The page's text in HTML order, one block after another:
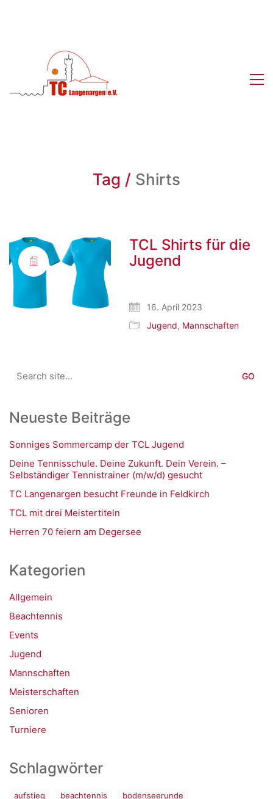
Tag / Shirts
TCL Shirts für die
Jugend
16. April 2023
Jugend, Mannschaften
for:
Neueste Beiträge
Sonniges Sommercamp der TCL Jugend
Deine Tennisschule. Deine Zukunft. Dein Verein. –
Selbständiger Tennistrainer (m/w/d) gesucht
TC Langenargen besucht Freunde in Feldkirch
TCL mit drei Meistertiteln
Herren 70 feiern am Degersee
Kategorien
Allgemein
Beachtennis
Events
Jugend
Mannschaften
Meisterschaften
Senioren
Turniere
Schlagwörter
aufstieg beachtennis
bodenseerunde